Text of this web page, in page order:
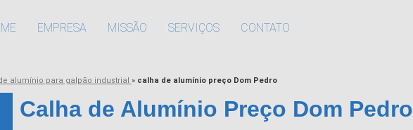
EMPRESA MISSÃO SERVIÇOS CONTATO
alumínio para galpão industrial » calha de alumínio preço Dom Pedro
Calha de Alumínio Preço Dom Pedro